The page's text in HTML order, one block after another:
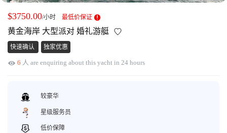
获取游艇报价
关于众艇
关于我们
获得优惠码
$3750.00/小时 最低价保证
黄金海岸 大型派对 婚礼游艇
快速确认 独家优惠
6 人 are enquiring about this yacht in 24 hours
较豪华
星级服务员
低价保障